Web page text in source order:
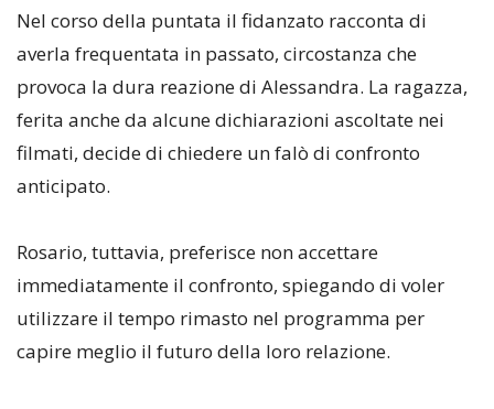
Nel corso della puntata il fidanzato racconta di
averla frequentata in passato, circostanza che
provoca la dura reazione di Alessandra. La ragazza,
ferita anche da alcune dichiarazioni ascoltate nei
filmati, decide di chiedere un falò di confronto
anticipato.
Rosario, tuttavia, preferisce non accettare
immediatamente il confronto, spiegando di voler
utilizzare il tempo rimasto nel programma per
capire meglio il futuro della loro relazione.